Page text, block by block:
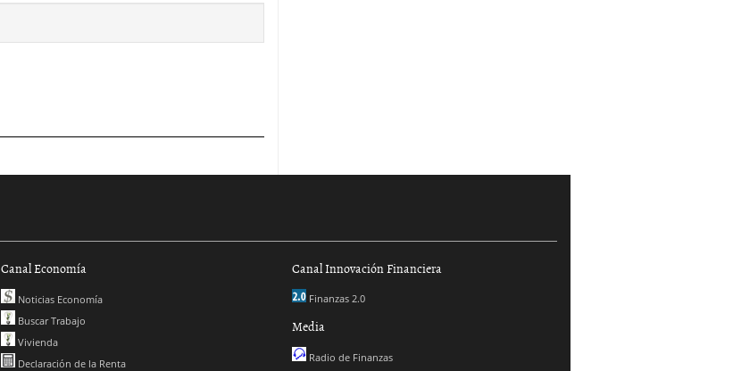
Canal Economía
Noticias Economía
Buscar Trabajo
Vivienda
Declaración de la Renta
Canal Innovación Financiera
Finanzas 2.0
Media
Radio de Finanzas